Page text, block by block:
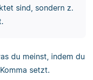
sind, sondern z.
du meinst, indem du
setzt.